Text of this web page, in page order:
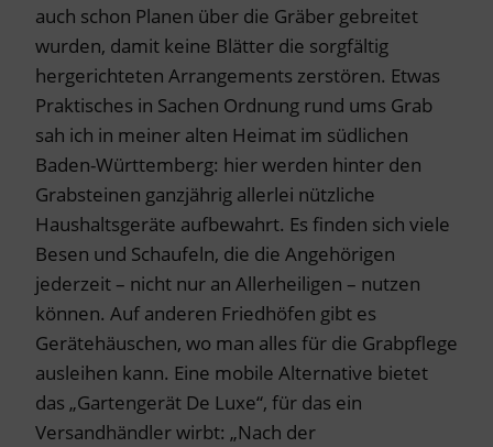
auch schon Planen über die Gräber gebreitet
wurden, damit keine Blätter die sorgfältig
hergerichteten Arrangements zerstören. Etwas
Praktisches in Sachen Ordnung rund ums Grab
sah ich in meiner alten Heimat im südlichen
Baden-Württemberg: hier werden hinter den
Grabsteinen ganzjährig allerlei nützliche
Haushaltsgeräte aufbewahrt. Es finden sich viele
Besen und Schaufeln, die die Angehörigen
jederzeit – nicht nur an Allerheiligen – nutzen
können. Auf anderen Friedhöfen gibt es
Gerätehäuschen, wo man alles für die Grabpflege
ausleihen kann. Eine mobile Alternative bietet
das „Gartengerät De Luxe“, für das ein
Versandhändler wirbt: „Nach der